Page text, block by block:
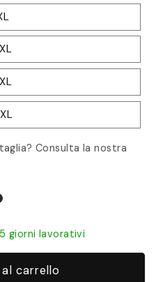
Consulta la nostra
giorni lavorativi
carrello